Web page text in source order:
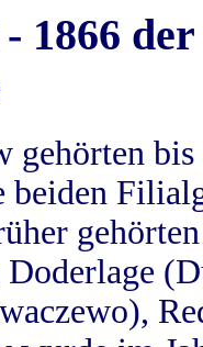
- 1866
gehörten